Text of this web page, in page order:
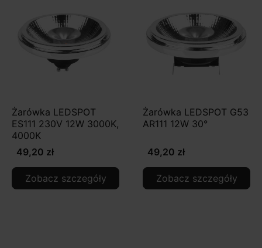
Żarówka LEDSPOT
ES111 230V 12W 3000K,
4000K
49,20 zł
Zobacz szczegóły
Żarówka LEDSPOT G53
AR111 12W 30°
49,20 zł
Zobacz szczegóły